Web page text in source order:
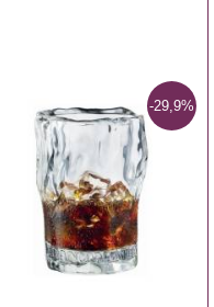
-29,9%